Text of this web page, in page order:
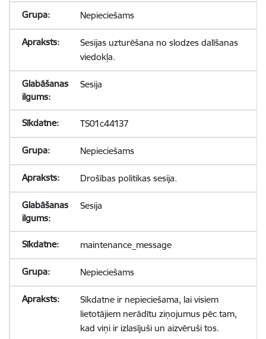
Nepieciešams
Sesijas uzturēšana no slodzes dalīšanas
viedokļa.
Sesija
TS01c44137
Nepieciešams
Drošības politikas sesija.
Sesija
maintenance_message
Nepieciešams
Sīkdatne ir nepieciešama, lai visiem
lietotājiem nerādītu ziņojumus pēc tam,
kad viņi ir izlasījuši un aizvēruši tos.